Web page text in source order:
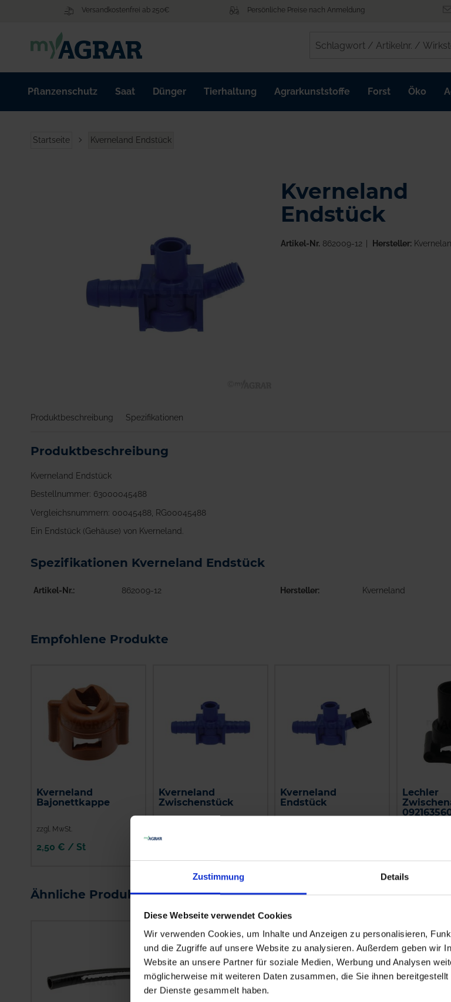
Zustimmung Details
Diese Webseite verwendet Cookies
Wir verwenden Cookies, um Inhalte und Anzeigen zu personalisieren,
und die Zugriffe auf unsere Website zu analysieren. Außerdem geben wir
Website an unsere Partner für soziale Medien, Werbung und Analysen
möglicherweise mit weiteren Daten zusammen, die Sie ihnen
der Dienste gesammelt haben.
Versandkostenfrei ab 250€ Persönliche Preise nach Anmeldung
Pflanzenschutz Saat Dünger Tierhaltung Agrarkunststoffe Forst Öko
Startseite Kverneland Endstück
der
springen
Kverneland
Endstück
Artikel-Nr. 862009-12 Hersteller:
Produktbeschreibung Spezifikationen
Produktbeschreibung
Kverneland Endstück
Bestellnummer: 63000045488
Vergleichsnummern: 00045488, RG00045488
Ein Endstück (Gehäuse) von Kverneland.
Spezifikationen Kverneland Endstück
Artikel-Nr. 862009-12 Hersteller Kverneland
Empfohlene Produkte
Kverneland
Bajonettkappe
zzgl. MwSt.
2,50 € / St
Kverneland
Zwischenstück
WARENKORB
Kverneland
Endstück
Lechler
Ähnliche Produkte